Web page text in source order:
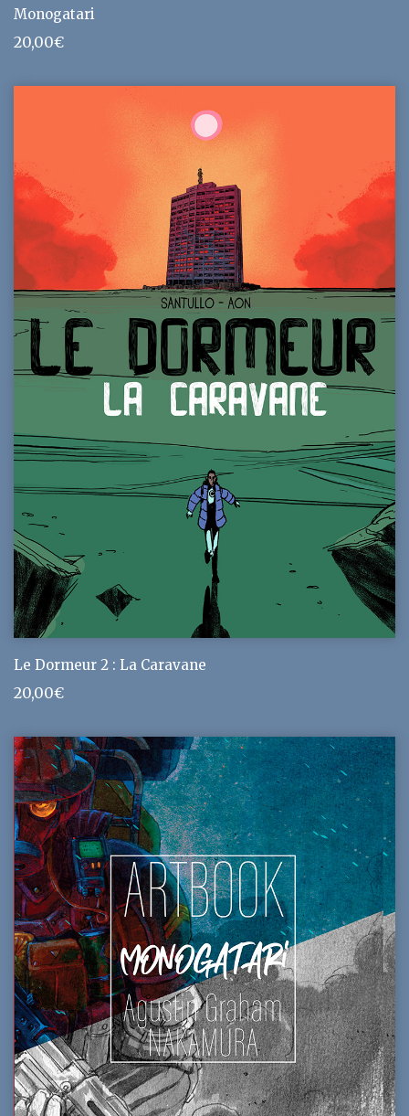
Monogatari
20,00€
Le Dormeur 2 : La Caravane
20,00€